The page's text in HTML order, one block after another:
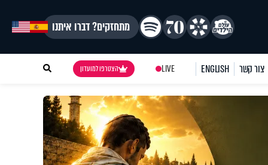
מתחזקים? דברו איתנו
צור קשר ENGLISH
LIVE הצטרפו למועדון